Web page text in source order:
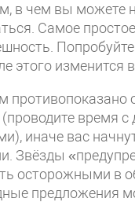
в чем вы можете
Самое
этого изменится
противопоказано
время с
иначе вас
Звёзды
осторожными в
предложения